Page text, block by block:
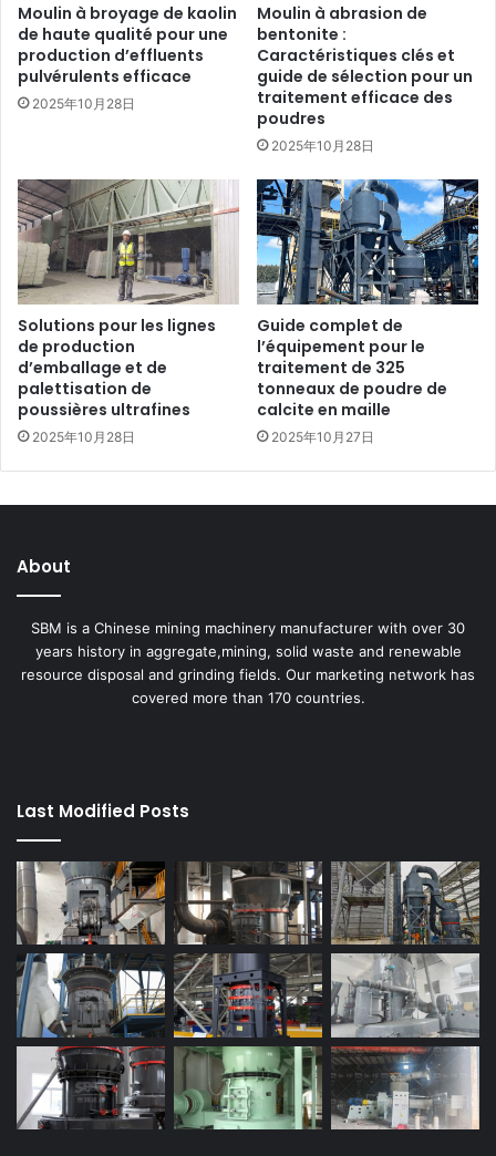
Moulin à broyage de kaolin
de haute qualité pour une
production d’effluents
pulvérulents efficace
2025年10月28日
Moulin à abrasion de
bentonite :
Caractéristiques clés et
guide de sélection pour un
traitement efficace des
poudres
2025年10月28日
Solutions pour les lignes
de production
d’emballage et de
palettisation de
poussières ultrafines
2025年10月28日
Guide complet de
l’équipement pour le
traitement de 325
tonneaux de poudre de
calcite en maille
2025年10月27日
About
SBM is a Chinese mining machinery manufacturer with over 30
years history in aggregate,mining, solid waste and renewable
resource disposal and grinding fields. Our marketing network has
covered more than 170 countries.
Last Modified Posts